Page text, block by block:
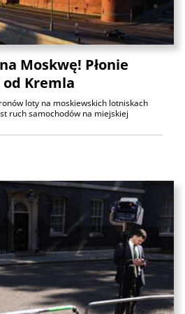
Moskwę! Płonie
Kremla
loty na moskiewskich lotniskach
ruch samochodów na miejskiej